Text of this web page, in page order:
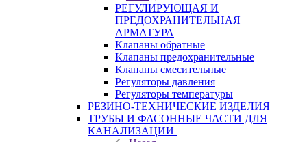
РЕГУЛИРУЮЩАЯ И
ПРЕДОХРАНИТЕЛЬНАЯ
АРМАТУРА
Клапаны обратные
Клапаны предохранительные
Клапаны смесительные
Регуляторы давления
Регуляторы температуры
РЕЗИНО-ТЕХНИЧЕСКИЕ ИЗДЕЛИЯ
ТРУБЫ И ФАСОННЫЕ ЧАСТИ ДЛЯ
КАНАЛИЗАЦИИ